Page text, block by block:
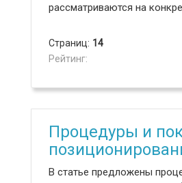
рассматриваются на
Страниц: 14
Рейтинг:
Процедуры и
В статье предложены